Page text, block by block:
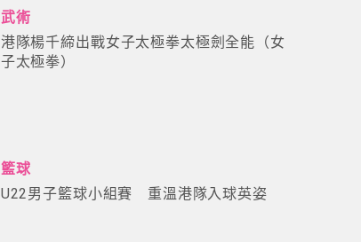
武術
港隊楊千締出戰女子太極拳太極劍全能（女
子太極拳）
籃球
U22男子籃球小組賽 重溫港隊入球英姿